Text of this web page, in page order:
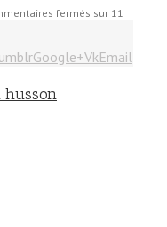
fermés sur 11
Google+VkEmail
husson